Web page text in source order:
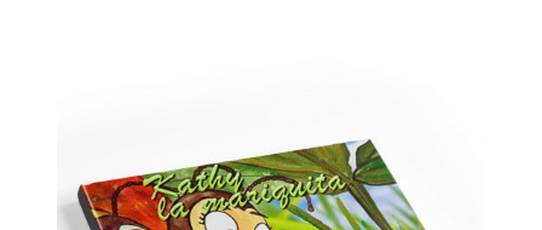
hasta
$16.75